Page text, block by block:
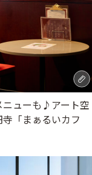
ニューも♪アート空
「まぁるいカフ